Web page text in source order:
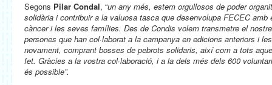
Segons Pilar Condal, “un any més, estem orgullosos de poder
solidària i contribuir a la valuosa tasca que desenvolupa FECEC
càncer i les seves famílies. Des de Condis volem transmetre el
persones que han col·laborat a la campanya en edicions anteriors i
novament, comprant bosses de pebrots solidaris, així com a tots
fet. Gràcies a la vostra col·laboració, i a la dels més dels 600
és possible”.